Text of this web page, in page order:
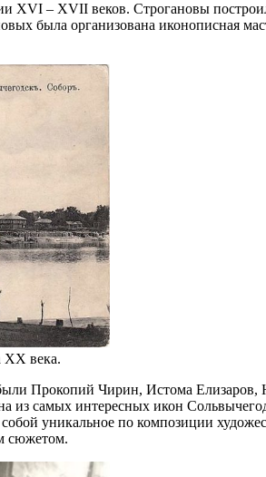
XVI – XVII веков. Строгановы
была организована иконописная
XX века.
Прокопий Чирин, Истома Елизаров,
самых интересных икон
уникальное по композиции
сюжетом.